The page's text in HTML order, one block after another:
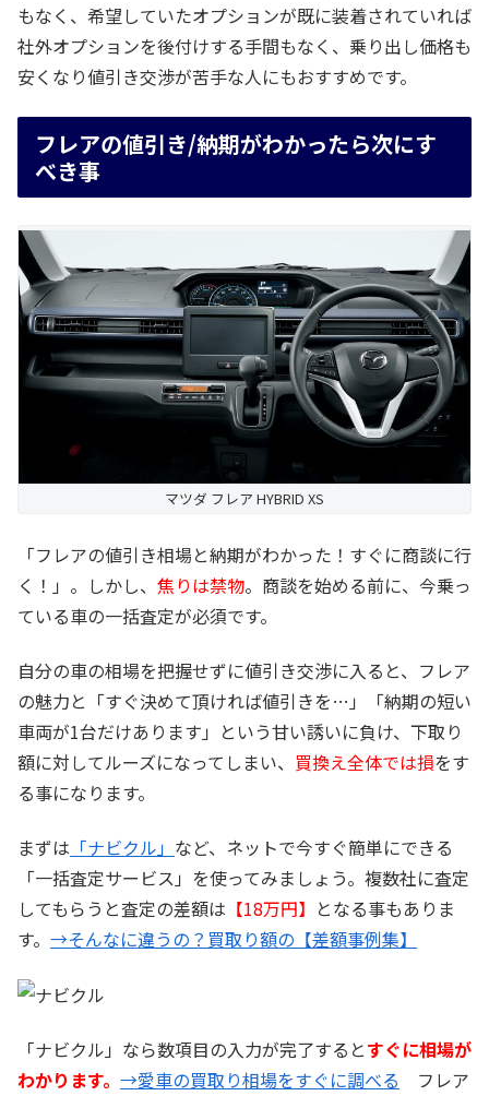
もなく、希望していたオプションが既に装着されていれば
社外オプションを後付けする手間もなく、乗り出し価格も
安くなり値引き交渉が苦手な人にもおすすめです。
フレアの値引き/納期がわかったら次にす
べき事
マツダ フレア HYBRID XS
「フレアの値引き相場と納期がわかった！すぐに商談に行
く！」。しかし、 焦りは禁物。商談を始める前に、今乗っ
ている車の一括査定が必須です。
自分の車の相場を把握せずに値引き交渉に入ると、フレア
の魅力と「すぐ決めて頂ければ値引きを…」「納期の短い
車両が1台だけあります」という甘い誘いに負け、下取り
額に対してルーズになってしまい、 買換え全体では損をす
る事になります。
まずは 「ナビクル」 など、ネットで今すぐ簡単にできる
「一括査定サービス」を使ってみましょう。複数社に査定
してもらうと査定の差額は 【18万円】 となる事もありま
す。 →そんなに違うの？買取り額の【差額事例集】
「ナビクル」なら数項目の入力が完了するとすぐに相場が
わかります。 →愛車の買取り相場をすぐに調べる フレア